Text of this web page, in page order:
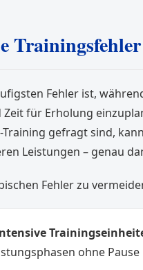
Fehler ist,
für Erholung
Training gefragt sind,
Leistungen – genau
Fehler zu
ohne